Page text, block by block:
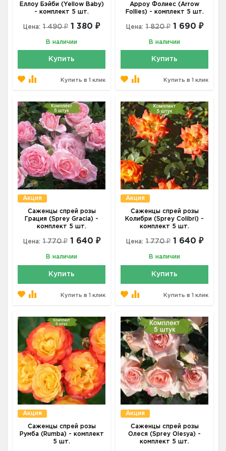
Еллоу Бэйби (Yellow Baby)
- комплект 5 шт.
Цена: 1 490 ₽ 1 380 ₽
В наличии
Купить
Купить в 1 клик
Арроу Фолиес (Arrow
Follies) - комплект 5 шт.
Цена: 1 820 ₽ 1 690 ₽
В наличии
Купить
Купить в 1 клик
Акция
Саженцы спрей розы
Грация (Sprey Gracia) -
комплект 5 шт.
Цена: 1 770 ₽ 1 640 ₽
В наличии
Купить
Купить в 1 клик
Акция
Саженцы спрей розы
Колибри (Sprey Colibri) -
комплект 5 шт.
Цена: 1 770 ₽ 1 640 ₽
В наличии
Купить
Купить в 1 клик
Акция
Саженцы спрей розы
Румба (Rumba) - комплект
5 шт.
Акция
Саженцы спрей розы
Олеся (Sprey Olesya) -
комплект 5 шт.